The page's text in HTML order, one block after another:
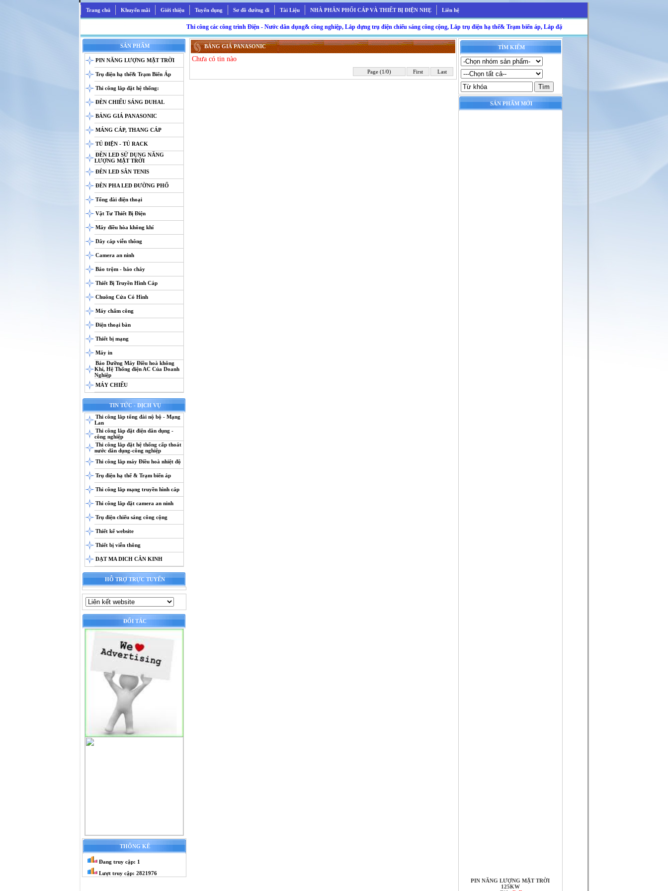
Trang chủ Khuyến mãi Giới thiệu Tuyển dụng Sơ đồ đường đi Tài Liệu NHÀ PHÂN PHỐI CÁP VÀ THIẾT BỊ ĐIỆN NHẸ Liên hệ
Thi công các công trình Điện - Nước dân dụng& công nghiệp, Lắp dựng trụ điện chiếu sáng công cộng, Lắp trụ điện hạ thế& Trạm biến áp, Lắp đặt và bảo dưỡng máy điều hoà không khí,
SẢN PHẨM
PIN NĂNG LƯỢNG MẶT TRỜI
Trụ điện hạ thế& Trạm Biến Áp
Thi công lắp đặt hệ thống:
ĐÈN CHIẾU SÁNG DUHAL
BẢNG GIÁ PANASONIC
MÁNG CÁP, THANG CÁP
TỦ ĐIỆN - TỦ RACK
ĐÈN LED SỬ DỤNG NĂNG
LƯỢNG MẶT TRỜI
ĐÈN LED SÂN TENIS
ĐÈN PHA LED ĐƯỜNG PHỐ
Tổng đài điện thoại
Vật Tư Thiết Bị Điện
Máy điều hòa không khí
Dây cáp viễn thông
Camera an ninh
Báo trộm - báo cháy
Thiết Bị Truyền Hình Cáp
Chuông Cửa Có Hình
Máy chấm công
Điện thoại bàn
Thiết bị mạng
Máy in
Bảo Dưỡng Máy Điều hoà không
Khí, Hệ Thống điện AC Của Doanh
Nghiệp
MÁY CHIẾU
TIN TỨC - DỊCH VỤ
Thi công lắp tổng đài nộ bộ - Mạng
Lan
Thi công lắp đặt điện dân dụng -
công nghiệp
Thi công lắp đặt hệ thống cấp thoát
nước dân dụng-công nghiệp
Thi công lắp máy Điều hoà nhiệt độ
Trụ điện hạ thế & Trạm biến áp
Thi công lắp mạng truyền hình cáp
Thi công lắp đặt camera an ninh
Trụ điện chiếu sáng công cộng
Thiết kế website
Thiết bị viễn thông
DẠT MA DICH CÂN KINH
HỖ TRỢ TRỰC TUYẾN
ĐỐI TÁC
THỐNG KÊ
Đang truy cập: 1
Lượt truy cập: 2821976
BẢNG GIÁ PANASONIC
Chưa có tin nào
Page (1/0) First Last
TÌM KIẾM
SẢN PHẨM MỚI
Giá:Call